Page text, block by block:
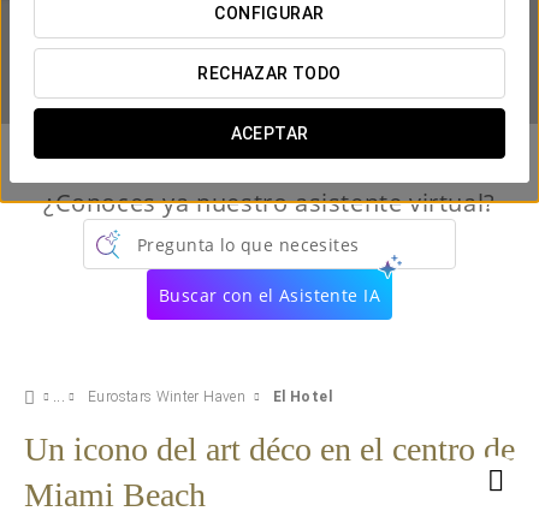
CONFIGURAR
RECHAZAR TODO
ACEPTAR
¿CUÁNDO QUIERES IR?
¿Conoces ya nuestro asistente virtual?
Pregunta lo que necesites
Buscar con el Asistente IA
Eurostars Winter Haven El Hotel
Un icono del art déco en el centro de
Miami Beach